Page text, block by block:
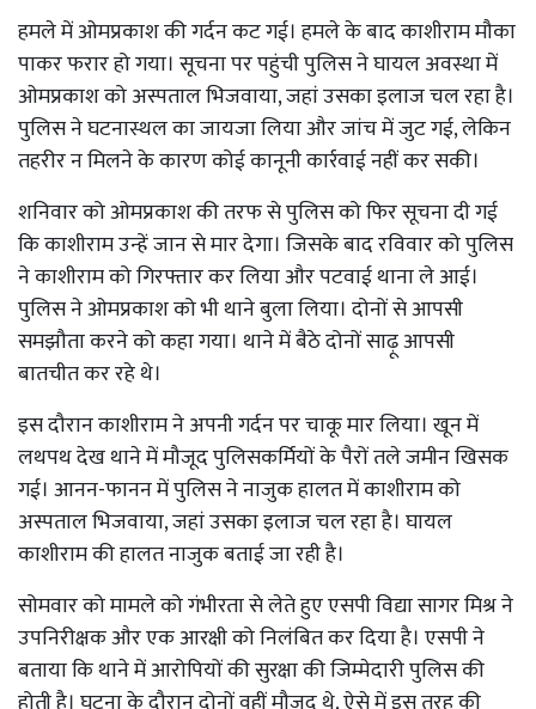
हमले में ओमप्रकाश की गर्दन कट गई। हमले के बाद काशीराम मौका
पाकर फरार हो गया। सूचना पर पहुंची पुलिस ने घायल अवस्था में
ओमप्रकाश को अस्पताल भिजवाया, जहां उसका इलाज चल रहा है।
पुलिस ने घटनास्थल का जायजा लिया और जांच में जुट गई, लेकिन
तहरीर न मिलने के कारण कोई कानूनी कार्रवाई नहीं कर सकी।
शनिवार को ओमप्रकाश की तरफ से पुलिस को फिर सूचना दी गई
कि काशीराम उन्हें जान से मार देगा। जिसके बाद रविवार को पुलिस
ने काशीराम को गिरफ्तार कर लिया और पटवाई थाना ले आई।
पुलिस ने ओमप्रकाश को भी थाने बुला लिया। दोनों से आपसी
समझौता करने को कहा गया। थाने में बैठे दोनों साढ़ू आपसी
बातचीत कर रहे थे।
इस दौरान काशीराम ने अपनी गर्दन पर चाकू मार लिया। खून में
लथपथ देख थाने में मौजूद पुलिसकर्मियों के पैरों तले जमीन खिसक
गई। आनन-फानन में पुलिस ने नाजुक हालत में काशीराम को
अस्पताल भिजवाया, जहां उसका इलाज चल रहा है। घायल
काशीराम की हालत नाजुक बताई जा रही है।
सोमवार को मामले को गंभीरता से लेते हुए एसपी विद्या सागर मिश्र ने
उपनिरीक्षक और एक आरक्षी को निलंबित कर दिया है। एसपी ने
बताया कि थाने में आरोपियों की सुरक्षा की जिम्मेदारी पुलिस की